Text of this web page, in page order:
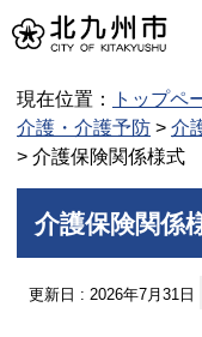
現在位置： トップペ
介護・介護予防 > 介
> 介護保険関係様式
介護保険関係
更新日 : 2026年7月31日